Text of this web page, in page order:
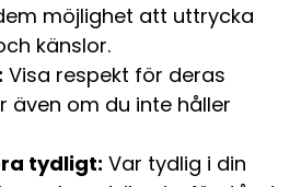
möjlighet att uttrycka
känslor.
Visa respekt för deras
även om du inte håller
tydligt: Var tydlig i din